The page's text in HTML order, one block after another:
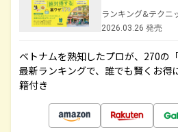
ランキング&テクニ
2026.03.26 発売
ベトナムを熟知したプロが、270の
最新ランキングで、誰でも賢くお
籍付き